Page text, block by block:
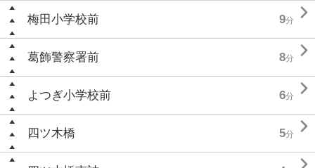
梅田小学校前 9分 
葛飾警察署前 8分 
よつぎ小学校前 6分 
四ツ木橋 5分 